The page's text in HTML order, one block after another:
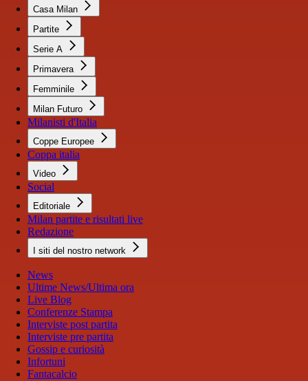
Casa Milan
Partite
Serie A
Primavera
Femminile
Milan Futuro
Milanisti d'Italia
Coppe Europee
Coppa italia
Video
Social
Editoriale
Milan partite e risultati live
Redazione
I siti del nostro network
News
Ultime News/Ultima ora
Live Blog
Conferenze Stampa
Interviste post partita
Interviste pre partita
Gossip e curiosità
Infortuni
Fantacalcio